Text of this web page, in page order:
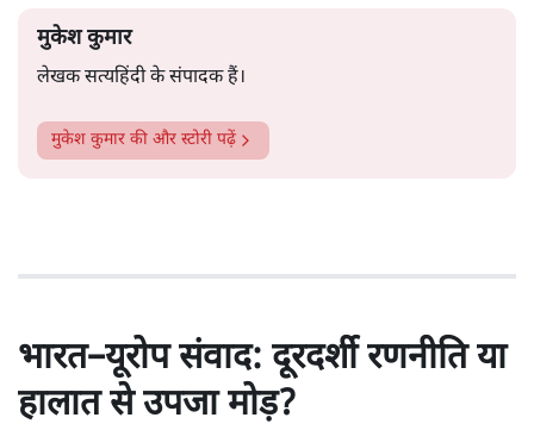
मुकेश कुमार
लेखक सत्यहिंदी के संपादक हैं।
मुकेश कुमार की और स्टोरी पढ़ें
भारत–यूरोप संवाद: दूरदर्शी रणनीति या
हालात से उपजा मोड़?